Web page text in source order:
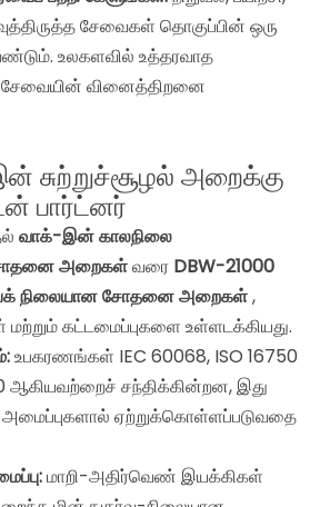
சேவைகள் தொகுப்பின் ஒரு
உலகளவில் உத்தரவாத
சேவையின் வினைத்திறனை
சுற்றுச்சூழல் அறைக்கு
பார்ட்னர்
வாக்-இன் காலநிலை
சோதனை அறைகள்வரை DBW-21000
நிலையான சோதனை அறைகள்,
கட்டமைப்புகளை உள்ளடக்கியது.
உபகரணங்கள் IEC 60068, ISO 16750
ஆகியவற்றைச் சந்திக்கின்றன, இது
ஏற்றுக்கொள்ளப்படுவதை
மாறி-அதிர்வெண் இயக்கிகள்